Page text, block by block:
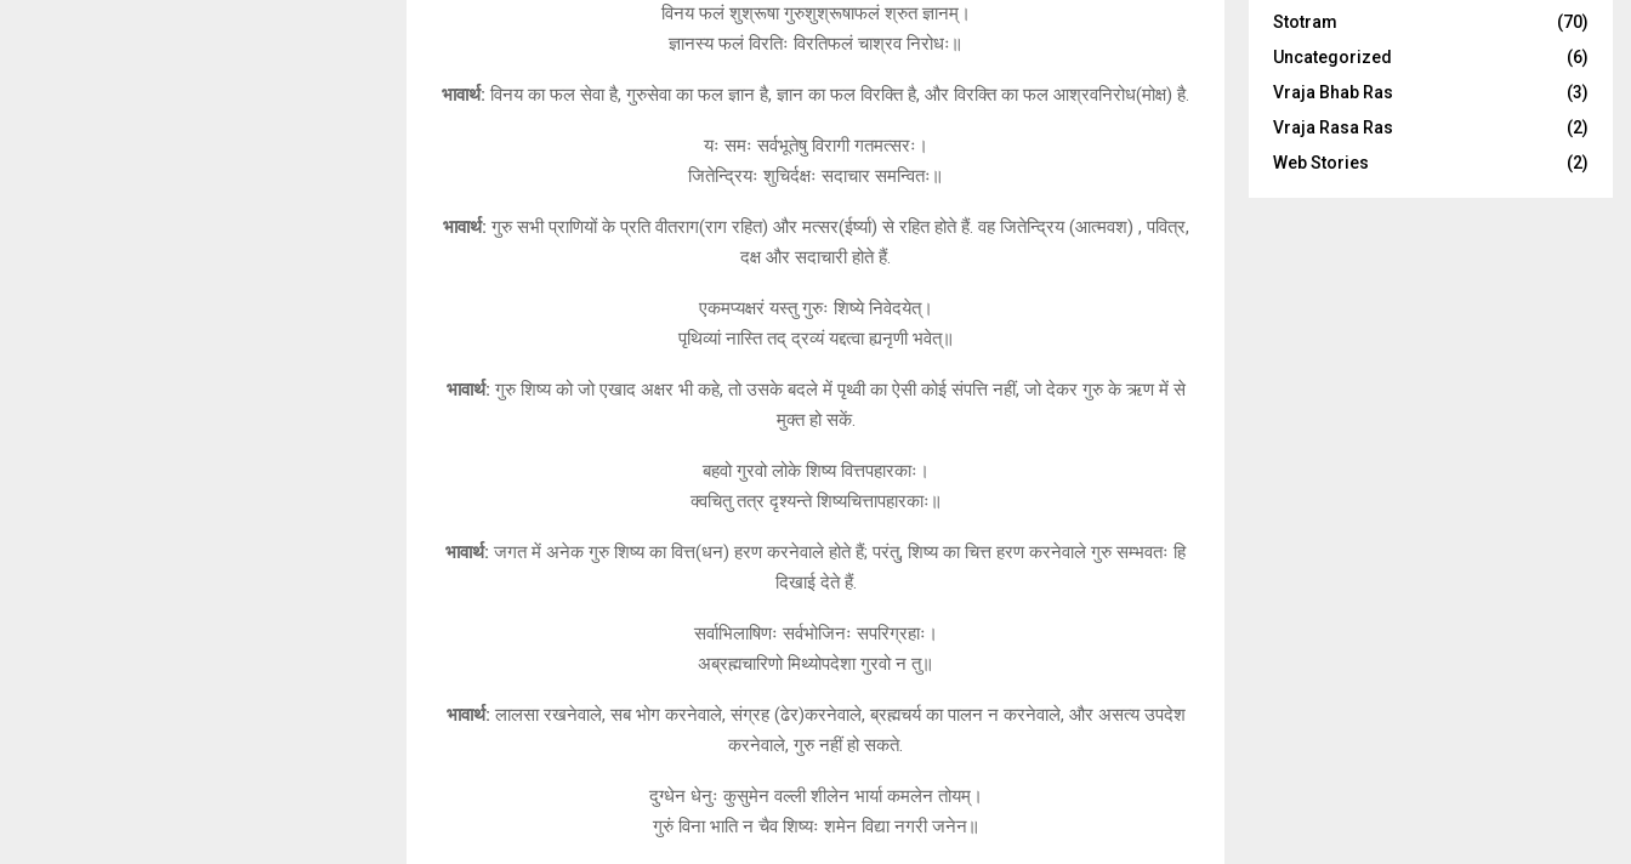
विनय फलं शुश्रूषा गुरुशुश्रूषाफलं श्रुत ज्ञानम्।
ज्ञानस्य फलं विरतिः विरतिफलं चाश्रव निरोधः॥
भावार्थ: विनय का फल सेवा है, गुरुसेवा का फल ज्ञान है, ज्ञान का फल विरक्ति है, और विरक्ति का फल आश्रवनिरोध(मोक्ष) है.
यः समः सर्वभूतेषु विरागी गतमत्सरः।
जितेन्द्रियः शुचिर्दक्षः सदाचार समन्वितः॥
भावार्थ: गुरु सभी प्राणियों के प्रति वीतराग(राग रहित) और मत्सर(ईर्ष्या) से रहित होते हैं. वह जितेन्द्रिय (आत्मवश) , पवित्र,
दक्ष और सदाचारी होते हैं.
एकमप्यक्षरं यस्तु गुरुः शिष्ये निवेदयेत्।
पृथिव्यां नास्ति तद् द्रव्यं यद्दत्वा ह्यनृणी भवेत्॥
भावार्थ: गुरु शिष्य को जो एखाद अक्षर भी कहे, तो उसके बदले में पृथ्वी का ऐसी कोई संपत्ति नहीं, जो देकर गुरु के ऋण में से
मुक्त हो सकें.
बहवो गुरवो लोके शिष्य वित्तपहारकाः।
क्वचितु तत्र दृश्यन्ते शिष्यचित्तापहारकाः॥
भावार्थ: जगत में अनेक गुरु शिष्य का वित्त(धन) हरण करनेवाले होते हैं; परंतु, शिष्य का चित्त हरण करनेवाले गुरु सम्भवतः हि
दिखाई देते हैं.
सर्वाभिलाषिणः सर्वभोजिनः सपरिग्रहाः।
अब्रह्मचारिणो मिथ्योपदेशा गुरवो न तु॥
भावार्थ: लालसा रखनेवाले, सब भोग करनेवाले, संग्रह (ढेर)करनेवाले, ब्रह्मचर्य का पालन न करनेवाले, और असत्य उपदेश
करनेवाले, गुरु नहीं हो सकते.
दुग्धेन धेनुः कुसुमेन वल्ली शीलेन भार्या कमलेन तोयम्।
गुरुं विना भाति न चैव शिष्यः शमेन विद्या नगरी जनेन॥
Stotram
(70)
Uncategorized
(6)
Vraja Bhab Ras
(3)
Vraja Rasa Ras
(2)
Web Stories
(2)